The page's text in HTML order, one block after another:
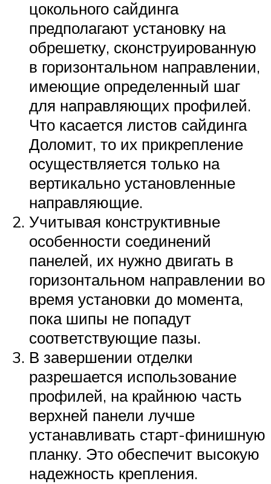
цокольного сайдинга
предполагают установку на
обрешетку, сконструированную
в горизонтальном направлении,
имеющие определенный шаг
для направляющих профилей.
Что касается листов сайдинга
Доломит, то их прикрепление
осуществляется только на
вертикально установленные
направляющие.
Учитывая конструктивные
особенности соединений
панелей, их нужно двигать в
горизонтальном направлении во
время установки до момента,
пока шипы не попадут
соответствующие пазы.
В завершении отделки
разрешается использование
профилей, на крайнюю часть
верхней панели лучше
устанавливать старт-финишную
планку. Это обеспечит высокую
надежность крепления.